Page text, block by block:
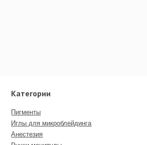
Категории
Пигменты
Иглы для микроблейдинга
Анестезия